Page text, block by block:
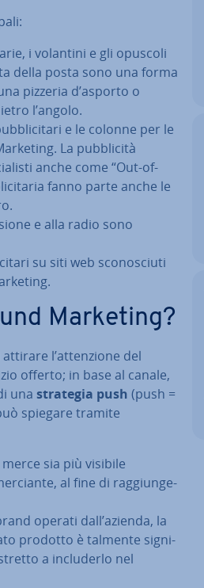
i volantini e gli opuscoli
della posta sono una forma
pizzeria d’asporto o
l’angolo.
e le colonne per le
La pub­bli­ci­tà
anche come “Out-of-
fanno parte anche le
e alla radio sono
su siti web sco­no­sciu­ti
Marketing?
l’at­ten­zio­ne del
offerto; in base al canale,
una strategia push (push =
spiegare tramite
sia più visibile
al fine di rag­giun­ge­
operati dall’azienda, la
prodotto è talmente si­gni­
a in­clu­der­lo nel